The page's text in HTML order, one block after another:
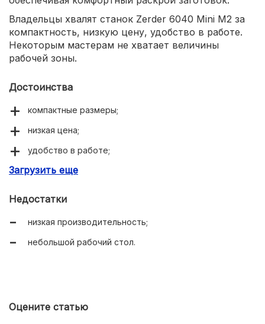
Владельцы хвалят станок Zerder 6040 Mini M2 за
компактность, низкую цену, удобство в работе.
Некоторым мастерам не хватает величины
рабочей зоны.
Достоинства
компактные размеры;
низкая цена;
удобство в работе;
экономное энергопотребление.
Загрузить еще
Недостатки
низкая производительность;
небольшой рабочий стол.
Оцените статью